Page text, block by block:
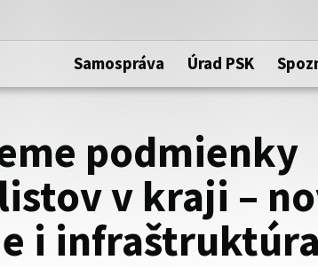
samosprávneho kraja.
Samospráva Úrad PSK
podmienky
v kraji –
i infraštruktúra